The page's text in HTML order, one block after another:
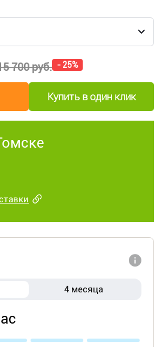
700 руб. - 25%
Купить в один клик
4 месяца